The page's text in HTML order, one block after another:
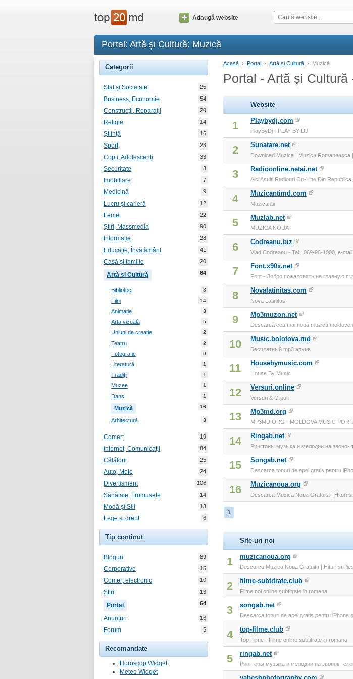
Adaugă website
Portal: Artă și Cultură: Muzică
Categorii
Stat și Societate 25
Business, Economie 54
Construcții, Reparații 20
Religie 14
Știință 16
Sport 23
Copii, Adolescenți 33
Securitate 3
Imobiliare 7
Medicină 9
Lucru și carieră 12
Femei 22
Știri, Massmedia 90
Informație 28
Educație, Învățământ 41
Casă și familie 20
Artă și Cultură 64
Biblioteci 3
Film 14
Animație 3
Arta vizuală 5
Uniuni de creație 2
Teatru 2
Fotografie 9
Literatură 1
Tradiții 1
Muzee 1
Dans 1
Muzică 16
Arhitectură 3
Comerț 19
Internet, Comunicații 84
Călătorii 25
Auto, Moto 24
Divertisment 106
Sănătate, Frumusețe 14
Modă și Stil 13
Lege și drept 6
Tip conținut
Bloguri 89
Corporative 15
Comerț electronic 10
Știri 13
Portal 64
Anunțuri 16
Forum 5
Recomandate
Horoscop Widget
Meteo Widget
Acasă › Portal › Artă și Cultură › Muzică
Portal - Artă și Cultură
Website
1 Playbydj.com
PlayByDj - PLAY BY DJ
2 Sunatare.net
Download Muzica | Muzica Romaneasca |
3 Radioonline.netai.net
Aici Asulti Radiouri On-Line Din Republica
4 Muzicantimd.com
Muzicantii
5 Muzlab.net
MUZICA NOUA
6 Codreanu.biz
Vlad Codreanu - Tel.: 069-96-1000, e-mail:
7 Font.x90x.net
Font - Добро пожаловать на главную
8 Novalatinitas.com
Nova Latinitas
9 Mp3muzon.net
Descarcă cea mai nouă muzică
10 Music.bolotova.md
Бесплатный mp3 архив
11 Housebymusic.com
House By Music
12 Versuri.online
Versuri & Clipuri
13 Mp3md.org
MP3MD.ORG - MOLDOVA MUSIC
14 Ringab.net
Рингтоны музыка и мелодии на звонок
15 Songab.net
Descarca tonuri de apel gratis pentru
16 Muzicanoua.org
Descarca Muzica Noua Gratuita | Hituri si
1
Site-uri noi
1 muzicanoua.org
Descarca Muzica Noua Gratuita | Hituri si
2 filme-subtitrate.club
Filme noi online subtitrate in romana
3 songab.net
Descarca tonuri de apel gratis pentru iPhone
4 top-filme.club
Top Filme - Filme online subtitrate in romana
5 ringab.net
Рингтоны музыка и мелодии на звонок
yabeshphotography.com